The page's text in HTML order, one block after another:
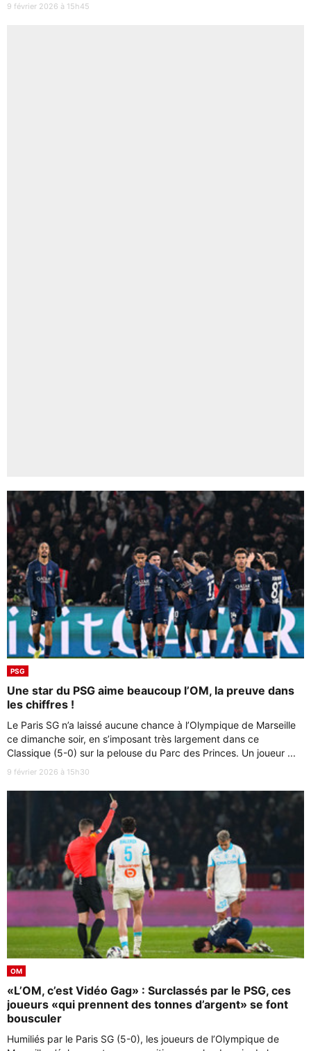
9 février 2026 à 15h45
PSG
Une star du PSG aime beaucoup l’OM, la preuve dans
les chiffres !
Le Paris SG n’a laissé aucune chance à l’Olympique de Marseille
ce dimanche soir, en s’imposant très largement dans ce
Classique (5-0) sur la pelouse du Parc des Princes. Un joueur ...
9 février 2026 à 15h30
OM
«L’OM, c’est Vidéo Gag» : Surclassés par le PSG, ces
joueurs «qui prennent des tonnes d’argent» se font
bousculer
Humiliés par le Paris SG (5-0), les joueurs de l’Olympique de